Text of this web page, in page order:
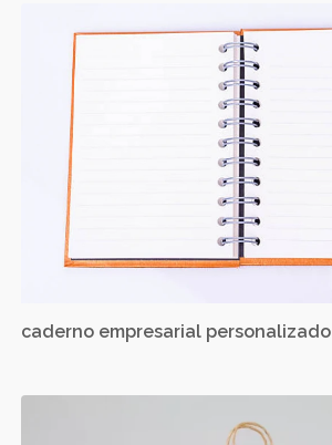
caderno empresarial personalizado